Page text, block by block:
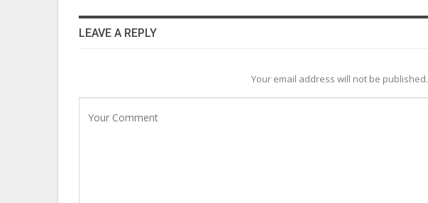
LEAVE A REPLY
Your email address will not be published.